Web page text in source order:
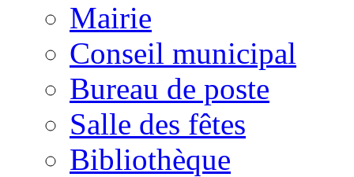
Mairie
Conseil municipal
Bureau de poste
Salle des fêtes
Bibliothèque